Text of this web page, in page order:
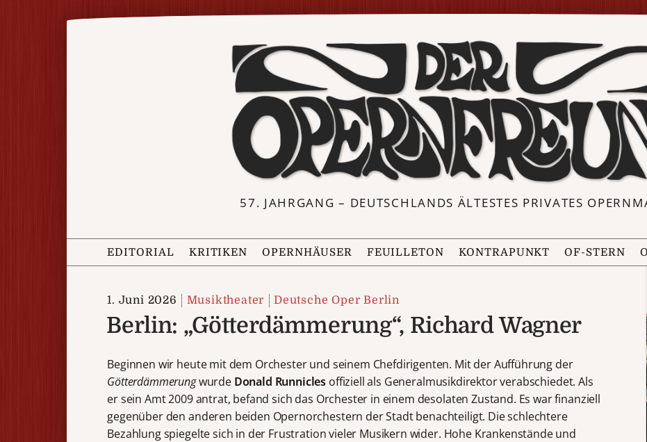
57. JAHRGANG – DEUTSCHLANDS ÄLTESTES PRIVATES
EDITORIAL KRITIKEN OPERNHÄUSER FEUILLETON KONTRAPUNKT OF-STERN
1. Juni 2026 Musiktheater Deutsche Oper Berlin
Berlin: „Götterdämmerung“, Richard Wagner
Beginnen wir heute mit dem Orchester und seinem Chefdirigenten. Mit der Aufführung der
Götterdämmerungwurde Donald Runnicles offiziell als Generalmusikdirektor verabschiedet. Als
er sein Amt 2009 antrat, befand sich das Orchester in einem desolaten Zustand. Es war finanziell
gegenüber den anderen beiden Opernorchestern der Stadt benachteiligt. Die schlechtere
Bezahlung spiegelte sich in der Frustration vieler Musikern wider. Hohe Krankenstände und